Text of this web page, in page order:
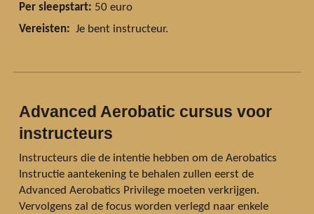
Per sleepstart: 50 euro
Vereisten: Je bent instructeur.
Advanced Aerobatic cursus voor
instructeurs
Instructeurs die de intentie hebben om de Aerobatics
Instructie aantekening te behalen zullen eerst de
Advanced Aerobatics Privilege moeten verkrijgen.
Vervolgens zal de focus worden verlegd naar enkele